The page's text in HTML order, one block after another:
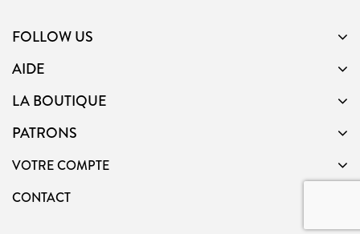
FOLLOW US
AIDE
LA BOUTIQUE
PATRONS
VOTRE COMPTE
CONTACT